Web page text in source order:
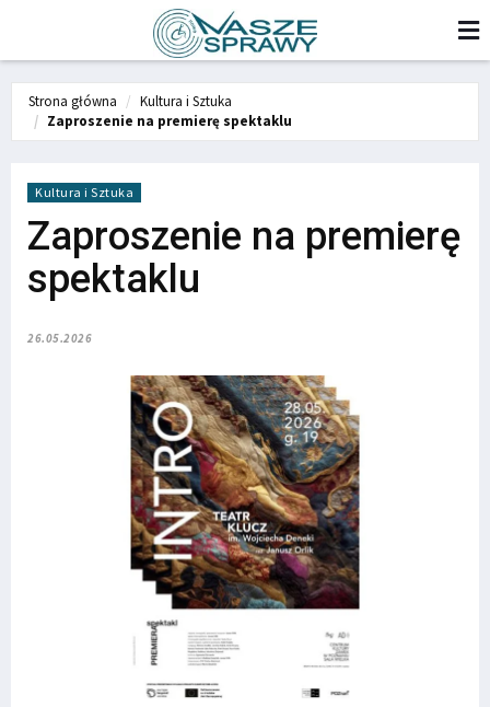
Strona główna
Kultura i Sztuka
Zaproszenie na premierę spektaklu
Kultura i Sztuka
Zaproszenie na premierę
spektaklu
26.05.2026